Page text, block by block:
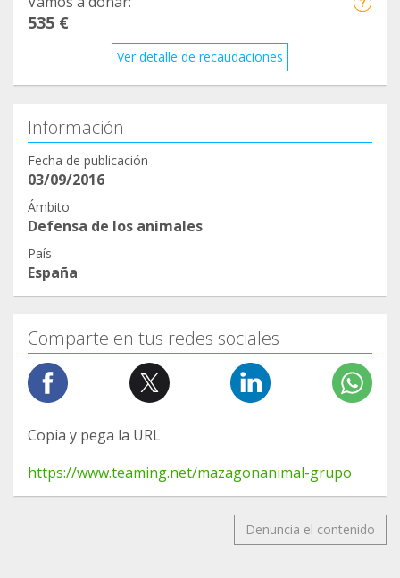
535 €
Ver detalle de recaudaciones
Información
Fecha de publicación
03/09/2016
Ámbito
Defensa de los animales
País
España
Comparte en tus redes sociales
Copia y pega la URL
https://www.teaming.net/mazagonanimal-grupo
Denuncia el contenido